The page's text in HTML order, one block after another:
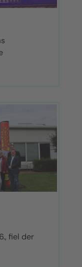
fiel der